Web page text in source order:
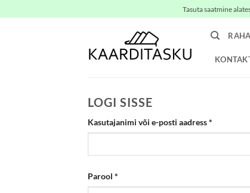
to
Tasuta saatmine
LOGI SISSE
Kasutajanimi või e-posti aadress*
Parool *